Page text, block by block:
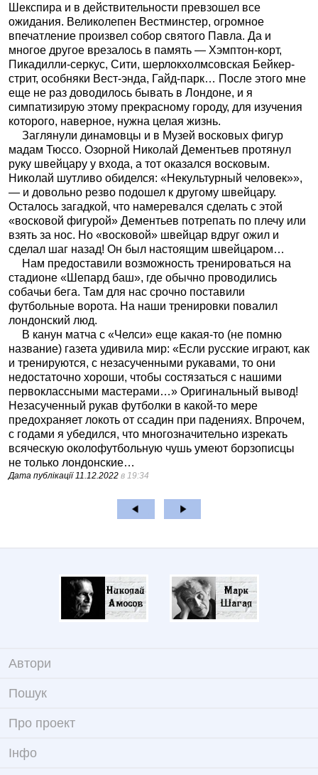
Шекспира и в действительности превзошел все
ожидания. Великолепен Вестминстер, огромное
впечатление произвел собор святого Павла. Да и
многое другое врезалось в память — Хэмптон-корт,
Пикадилли-серкус, Сити, шерлокхолмсовская Бейкер-
стрит, особняки Вест-энда, Гайд-парк… После этого мне
еще не раз доводилось бывать в Лондоне, и я
симпатизирую этому прекрасному городу, для изучения
которого, наверное, нужна целая жизнь.
Заглянули динамовцы и в Музей восковых фигур
мадам Тюссо. Озорной Николай Дементьев протянул
руку швейцару у входа, а тот оказался восковым.
Николай шутливо обиделся: «Некультурный человек»»,
— и довольно резво подошел к другому швейцару.
Осталось загадкой, что намеревался сделать с этой
«восковой фигурой» Дементьев потрепать по плечу или
взять за нос. Но «восковой» швейцар вдруг ожил и
сделал шаг назад! Он был настоящим швейцаром…
Нам предоставили возможность тренироваться на
стадионе «Шепард баш», где обычно проводились
собачьи бега. Там для нас срочно поставили
футбольные ворота. На наши тренировки повалил
лондонский люд.
В канун матча с «Челси» еще какая-то (не помню
название) газета удивила мир: «Если русские играют, как
и тренируются, с незасученными рукавами, то они
недостаточно хороши, чтобы состязаться с нашими
первоклассными мастерами…» Оригинальный вывод!
Незасученный рукав футболки в какой-то мере
предохраняет локоть от ссадин при падениях. Впрочем,
с годами я убедился, что многозначительно изрекать
всяческую околофутбольную чушь умеют борзописцы
не только лондонские…
Дата публікації11.12.2022 в 19:34
Автори
Пошук
Про проект
Iнфо